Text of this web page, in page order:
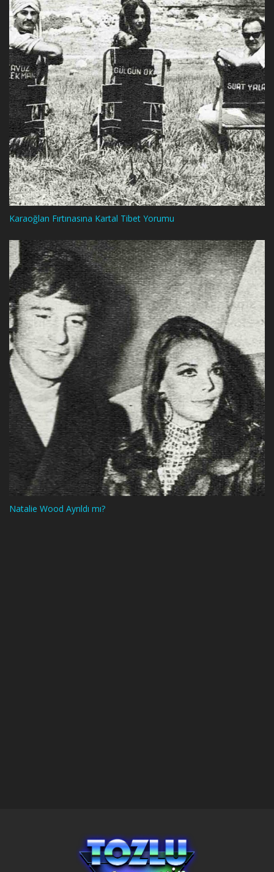
Karaoğlan Fırtınasına Kartal Tibet Yorumu
Natalie Wood Ayrıldı mı?